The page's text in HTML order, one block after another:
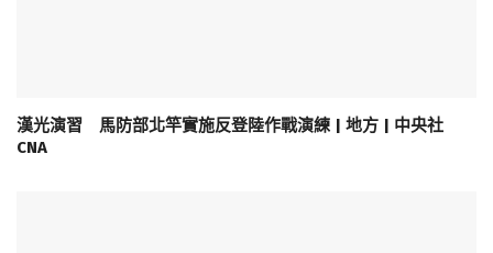
漢光演習 馬防部北竿實施反登陸作戰演練 | 地方 | 中央社
CNA